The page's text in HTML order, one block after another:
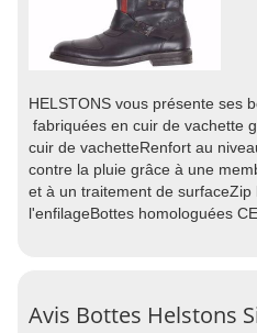
HELSTONS vous présente ses
fabriquées en cuir de vachette
cuir de vachetteRenfort au
contre la pluie grâce à une
et à un traitement de surfaceZip
l'enfilageBottes homologuées CE
Avis Bottes Helstons